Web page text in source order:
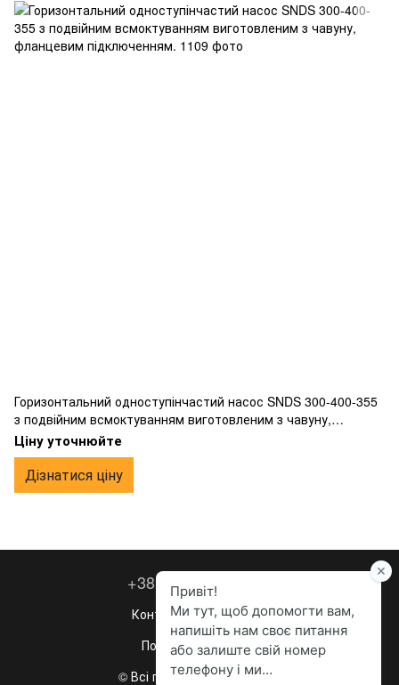
Горизонтальний одноступінчастий насос SNDS 300-400-355
з подвійним всмоктуванням виготовленим з чавуну,
фланцевим підключенням.
Ціну уточнюйте
Дізнатися ціну
+38 067 260-36-63
Контактна інформація
Повна версія сайту
© Всі права захищені, 2023